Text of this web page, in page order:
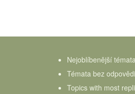
Nejoblíbenější
Témata bez odpovědi
Topics with most